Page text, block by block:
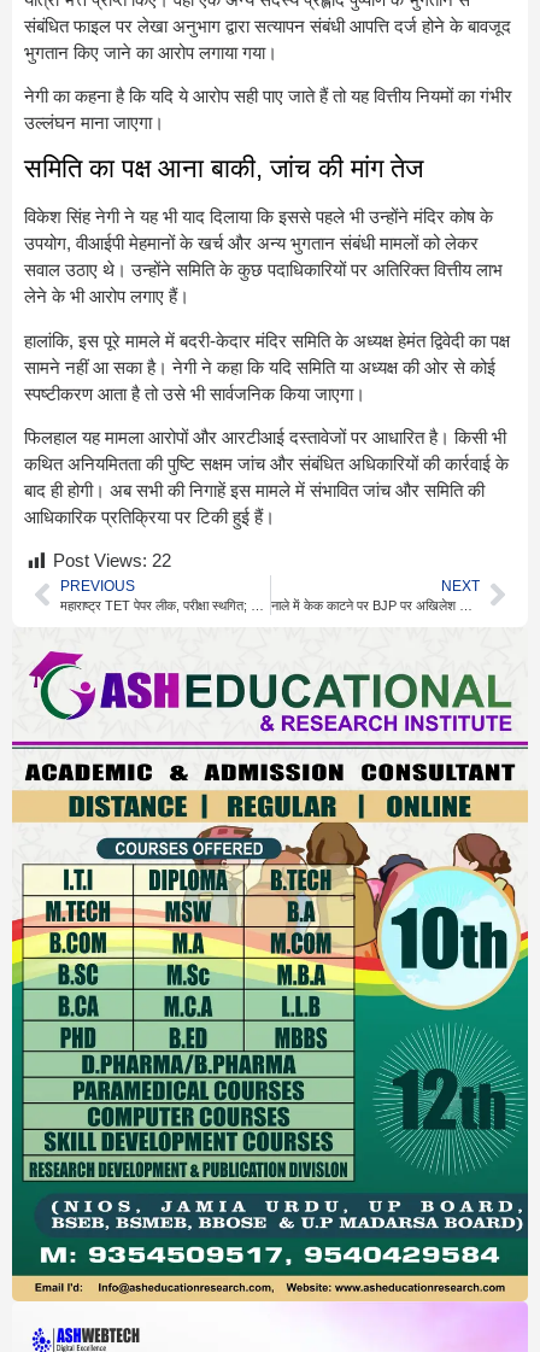
संबंधित फाइल पर लेखा अनुभाग द्वारा सत्यापन संबंधी आपत्ति दर्ज होने के बावजूद
भुगतान किए जाने का आरोप लगाया गया।
नेगी का कहना है कि यदि ये आरोप सही पाए जाते हैं तो यह वित्तीय नियमों का गंभीर
उल्लंघन माना जाएगा।
समिति का पक्ष आना बाकी, जांच की मांग तेज
विकेश सिंह नेगी ने यह भी याद दिलाया कि इससे पहले भी उन्होंने मंदिर कोष के
उपयोग, वीआईपी मेहमानों के खर्च और अन्य भुगतान संबंधी मामलों को लेकर
सवाल उठाए थे। उन्होंने समिति के कुछ पदाधिकारियों पर अतिरिक्त वित्तीय लाभ
लेने के भी आरोप लगाए हैं।
हालांकि, इस पूरे मामले में बदरी-केदार मंदिर समिति के अध्यक्ष हेमंत द्विवेदी का पक्ष
सामने नहीं आ सका है। नेगी ने कहा कि यदि समिति या अध्यक्ष की ओर से कोई
स्पष्टीकरण आता है तो उसे भी सार्वजनिक किया जाएगा।
फिलहाल यह मामला आरोपों और आरटीआई दस्तावेजों पर आधारित है। किसी भी
कथित अनियमितता की पुष्टि सक्षम जांच और संबंधित अधिकारियों की कार्रवाई के
बाद ही होगी। अब सभी की निगाहें इस मामले में संभावित जांच और समिति की
आधिकारिक प्रतिक्रिया पर टिकी हुई हैं।
Post Views: 22
PREVIOUS NEXT